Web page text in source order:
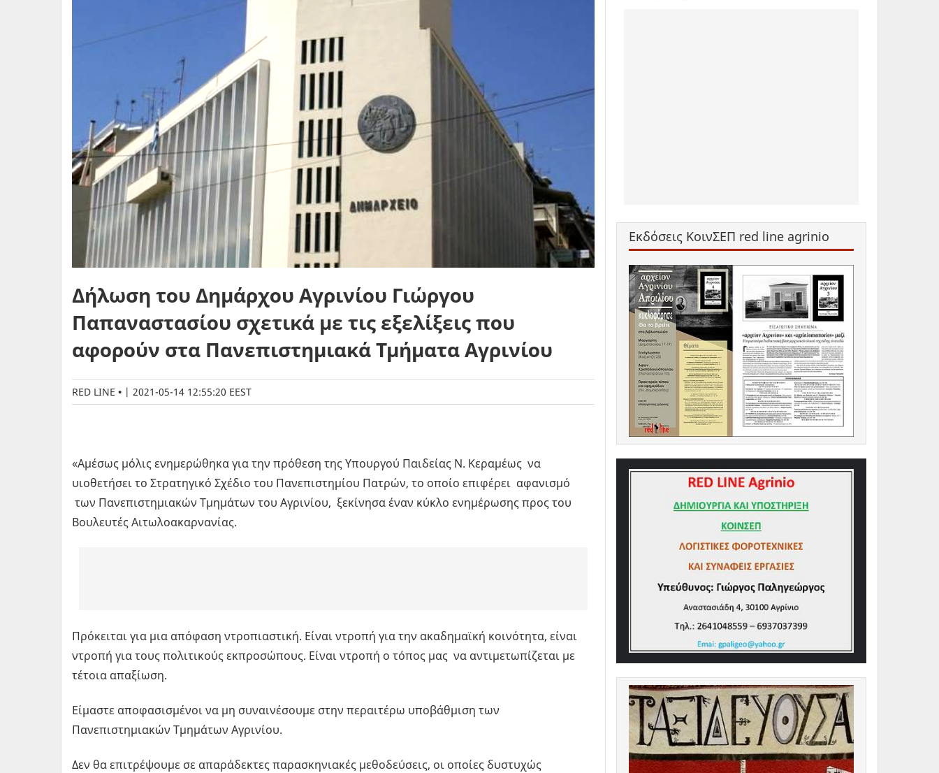
Δήλωση του Δημάρχου Αγρινίου Γιώργου
Παπαναστασίου σχετικά με τις εξελίξεις που
αφορούν στα Πανεπιστημιακά Τμήματα Αγρινίου
RED LINE | 2021-05-14 12:55:20 EEST
«Αμέσως μόλις ενημερώθηκα για την πρόθεση της Υπουργού Παιδείας Ν. Κεραμέως να
υιοθετήσει το Στρατηγικό Σχέδιο του Πανεπιστημίου Πατρών, το οποίο επιφέρει αφανισμό
των Πανεπιστημιακών Τμημάτων του Αγρινίου, ξεκίνησα έναν κύκλο ενημέρωσης προς του
Βουλευτές Αιτωλοακαρνανίας.
Πρόκειται για μια απόφαση ντροπιαστική. Είναι ντροπή για την ακαδημαϊκή κοινότητα, είναι
ντροπή για τους πολιτικούς εκπροσώπους. Είναι ντροπή ο τόπος μας να αντιμετωπίζεται με
τέτοια απαξίωση.
Είμαστε αποφασισμένοι να μη συναινέσουμε στην περαιτέρω υποβάθμιση των
Πανεπιστημιακών Τμημάτων Αγρινίου.
Δεν θα επιτρέψουμε σε απαράδεκτες παρασκηνιακές μεθοδεύσεις, οι οποίες δυστυχώς
Εκδόσεις ΚοινΣΕΠ red line agrinio